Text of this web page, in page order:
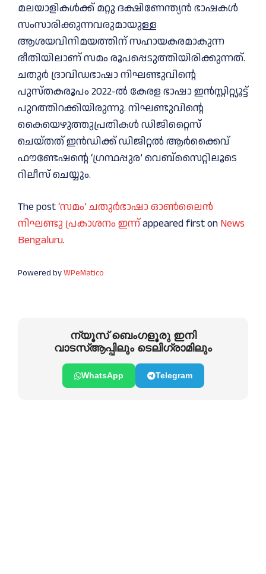
മലയാളികള്‍ക്ക് മറ്റു ദക്ഷിണേന്ത്യന്‍ ഭാഷകള്‍
സംസാരിക്കുന്നവരുമായുള്ള
ആശയവിനിമയത്തിന് സഹായകരമാകുന്ന
രീതിയിലാണ് സമം രൂപപ്പെടുത്തിയിരിക്കുന്നത്.
ചതുര്‍ ദ്രാവിഡഭാഷാ നിഘണ്ടുവിന്റെ
പുസ്തകരൂപം 2022-ല്‍ കേരള ഭാഷാ ഇന്‍സ്റ്റിറ്റ്യൂട്ട്
പുറത്തിറക്കിയിരുന്നു. നിഘണ്ടുവിന്റെ
കൈയെഴുത്തുപ്രതികള്‍ ഡിജിറ്റൈസ്
ചെയ്തത് ഇന്‍ഡിക്ക് ഡിജിറ്റല്‍ ആര്‍ക്കൈവ്
ഫൗണ്ടേഷന്റെ ‘ഗ്രന്ഥപ്പുര’ വെബ്സൈറ്റിലൂടെ
റിലീസ് ചെയ്യും.
The post‘സമം’ ചതുർഭാഷാ ഓൺലൈൻ
നിഘണ്ടു പ്രകാശനം ഇന്ന്appeared first on News
Bengaluru.
Powered byWPeMatico
ന്യൂസ് ബെംഗളൂരു ഇനി
വാടസ്ആപ്പിലും ടെലിഗ്രാമിലും
WhatsApp Telegram